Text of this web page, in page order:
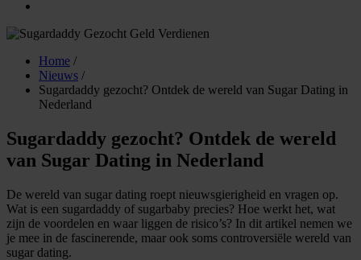
Home /
Nieuws /
Sugardaddy gezocht? Ontdek de wereld van Sugar Dating in
Nederland
Sugardaddy gezocht? Ontdek de wereld
van Sugar Dating in Nederland
De wereld van sugar dating roept nieuwsgierigheid en vragen op.
Wat is een sugardaddy of sugarbaby precies? Hoe werkt het, wat
zijn de voordelen en waar liggen de risico’s? In dit artikel nemen we
je mee in de fascinerende, maar ook soms controversiële wereld van
sugar dating.